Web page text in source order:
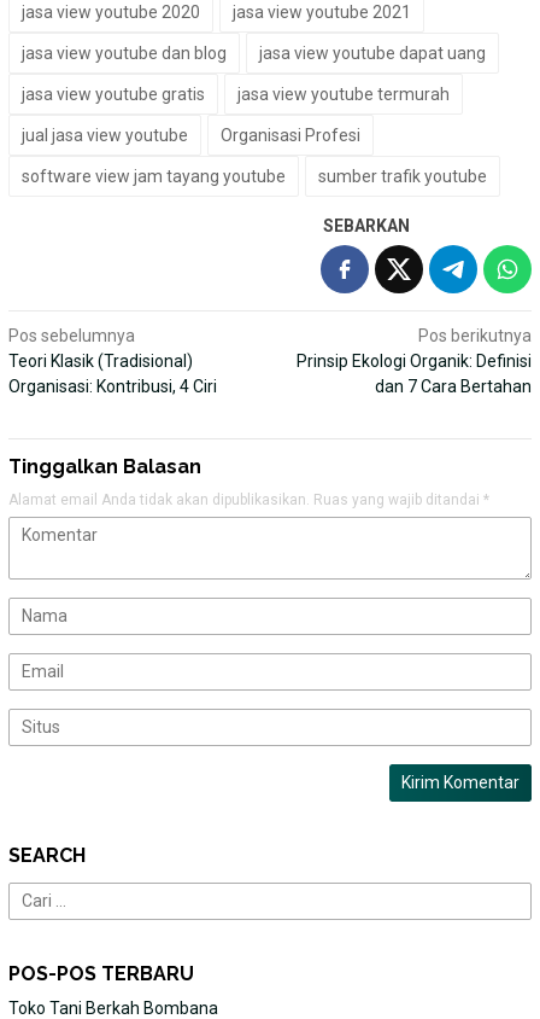
jasa view youtube 2020 jasa view youtube 2021
jasa view youtube dan blog jasa view youtube dapat uang
jasa view youtube gratis jasa view youtube termurah
jual jasa view youtube Organisasi Profesi
software view jam tayang youtube sumber trafik youtube
SEBARKAN
Navigasi
pos
Pos sebelumnya
Teori Klasik (Tradisional)
Organisasi: Kontribusi, 4 Ciri
Pos berikutnya
Prinsip Ekologi Organik: Definisi
dan 7 Cara Bertahan
Tinggalkan Balasan
Alamat email Anda tidak akan dipublikasikan. Ruas yang wajib ditandai *
SEARCH
Cari
untuk:
POS-POS TERBARU
Toko Tani Berkah Bombana